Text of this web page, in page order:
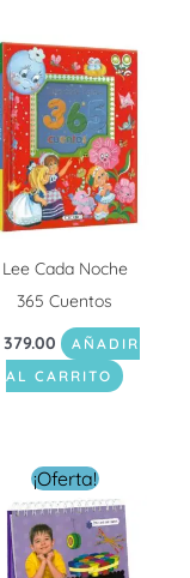
Lee Cada Noche
365 Cuentos
379.00
AÑADIR
AL CARRITO
¡Oferta!
El
precio
original
era:
$ 229.00.